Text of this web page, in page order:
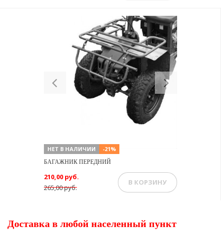
Previous Next
НЕТ В НАЛИЧИИ -21%
БАГАЖНИК ПЕРЕДНИЙ
265,00 руб.
210,00 руб.
В КОРЗИНУ
Доставка в любой населенный пункт